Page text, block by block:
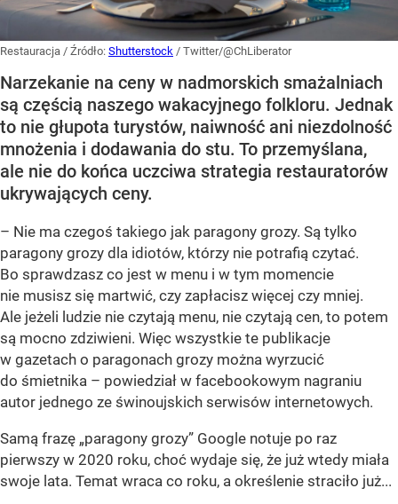
Restauracja / Źródło: Shutterstock / Twitter/@ChLiberator
Narzekanie na ceny w nadmorskich smażalniach
są częścią naszego wakacyjnego folkloru. Jednak
to nie głupota turystów, naiwność ani niezdolność
mnożenia i dodawania do stu. To przemyślana,
ale nie do końca uczciwa strategia restauratorów
ukrywających ceny.
– Nie ma czegoś takiego jak paragony grozy. Są tylko
paragony grozy dla idiotów, którzy nie potrafią czytać.
Bo sprawdzasz co jest w menu i w tym momencie
nie musisz się martwić, czy zapłacisz więcej czy mniej.
Ale jeżeli ludzie nie czytają menu, nie czytają cen, to potem
są mocno zdziwieni. Więc wszystkie te publikacje
w gazetach o paragonach grozy można wyrzucić
do śmietnika – powiedział w facebookowym nagraniu
autor jednego ze świnoujskich serwisów internetowych.
Samą frazę „paragony grozy” Google notuje po raz
pierwszy w 2020 roku, choć wydaje się, że już wtedy miała
swoje lata. Temat wraca co roku, a określenie straciło już...